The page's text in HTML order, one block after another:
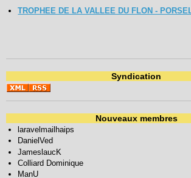
TROPHEE DE LA VALLEE DU FLON -
Syndication
Nouveaux membres
laravelmailhaips
DanielVed
JameslaucK
Colliard Dominique
ManU